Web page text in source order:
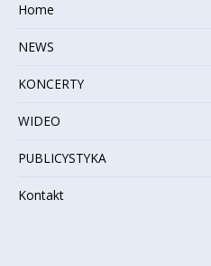
Home
NEWS
KONCERTY
WIDEO
PUBLICYSTYKA
Kontakt